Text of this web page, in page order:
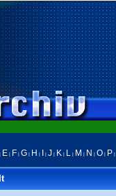
E F G H J K L M N O P